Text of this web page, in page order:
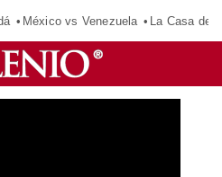
México vs Venezuela La Casa de